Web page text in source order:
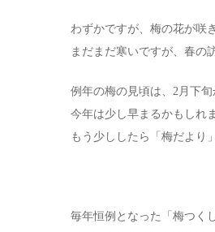
わずかですが、梅の花が咲
まだまだ寒いですが、春の
例年の梅の見頃は、2月下旬
今年は少し早まるかもしれ
もう少ししたら「梅だより
毎年恒例となった「梅つく